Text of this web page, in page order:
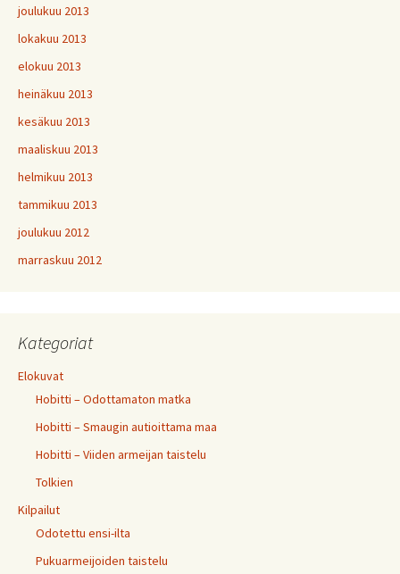
joulukuu 2013
lokakuu 2013
elokuu 2013
heinäkuu 2013
kesäkuu 2013
maaliskuu 2013
helmikuu 2013
tammikuu 2013
joulukuu 2012
marraskuu 2012
Kategoriat
Elokuvat
Hobitti – Odottamaton matka
Hobitti – Smaugin autioittama maa
Hobitti – Viiden armeijan taistelu
Tolkien
Kilpailut
Odotettu ensi-ilta
Pukuarmeijoiden taistelu